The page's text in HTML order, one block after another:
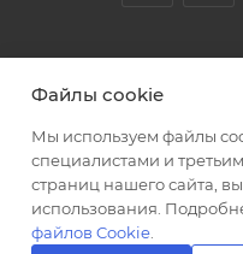
Разработка
Файлы cookie
Мы используем файлы
специалистами и
страниц нашего сайта,
использования.
файлов Cookie